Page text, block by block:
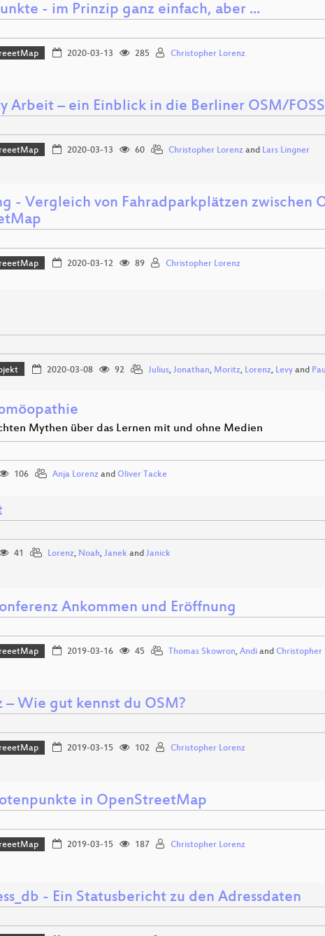
- im Prinzip ganz einfach, aber ...
2020-03-13 285 Christopher Lorenz
Arbeit – ein Einblick in die Berliner OSM/
2020-03-13 60 Christopher Lorenzand Lars Lingner
- Vergleich von Fahradparkplätzen zwischen
2020-03-12 89 Christopher Lorenz
2020-03-08 92 Julius, Jonathan, Moritz, Lorenz, Levyand Paul
Mythen über das Lernen mit und ohne Medien
106 Anja Lorenz and Oliver Tacke
41 Lorenz, Noah, Janek and Janick
Ankommen und Eröffnung
2019-03-16 45 Thomas Skowron, Andiand Christopher
– Wie gut kennst du OSM?
2019-03-15 102 Christopher Lorenz
in OpenStreetMap
2019-03-15 187 Christopher Lorenz
- Ein Statusbericht zu den Adressdaten